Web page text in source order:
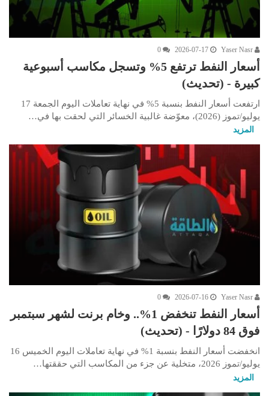
2026-07-17
0
أسعار النفط ترتفع 5% وتسجل مكاسب أسبوعية
كبيرة - (تحديث)
ارتفعت أسعار النفط بنسبة 5% في نهاية تعاملات اليوم الجمعة 17
يوليو/تموز (2026)، معوّضة غالبية الخسائر التي لحقت بها في…
المزيد
2026-07-16
0
أسعار النفط تنخفض 1%.. وخام برنت لشهر سبتمبر
فوق 84 دولارًا - (تحديث)
انخفضت أسعار النفط بنسبة 1% في نهاية تعاملات اليوم الخميس 16
يوليو/تموز 2026، متخلية عن جزء من المكاسب التي حققتها…
المزيد